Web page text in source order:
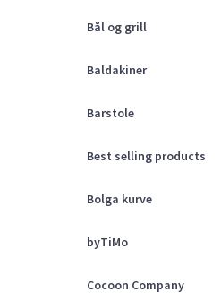
Bål og grill
Baldakiner
Barstole
Best selling products
Bolga kurve
byTiMo
Cocoon Company